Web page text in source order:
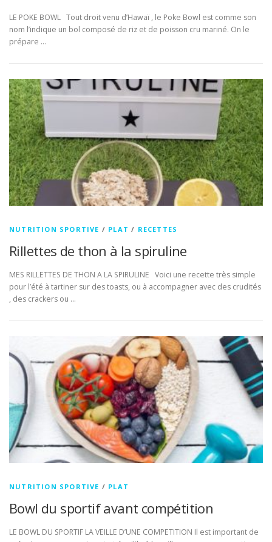
LE POKE BOWL Tout droit venu d’Hawaï , le Poke Bowl est comme son
nom l’indique un bol composé de riz et de poisson cru mariné. On le
prépare …
NUTRITION SPORTIVE / PLAT / RECETTES
Rillettes de thon à la spiruline
MES RILLETTES DE THON A LA SPIRULINE Voici une recette très simple
pour l’été à tartiner sur des toasts, ou à accompagner avec des crudités
, des crackers ou …
NUTRITION SPORTIVE / PLAT
Bowl du sportif avant compétition
LE BOWL DU SPORTIF LA VEILLE D’UNE COMPETITION Il est important de